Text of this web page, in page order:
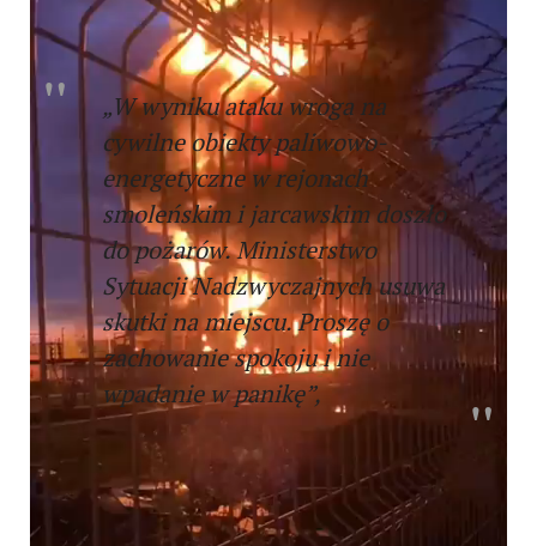
rozwoju sytuacji.
„W wyniku ataku wroga na
cywilne obiekty paliwowo-
energetyczne w rejonach
smoleńskim i jarcawskim doszło
do pożarów. Ministerstwo
Sytuacji Nadzwyczajnych usuwa
skutki na miejscu. Proszę o
zachowanie spokoju i nie
wpadanie w panikę”,
– napisał gubernator Wasyl Anochin.